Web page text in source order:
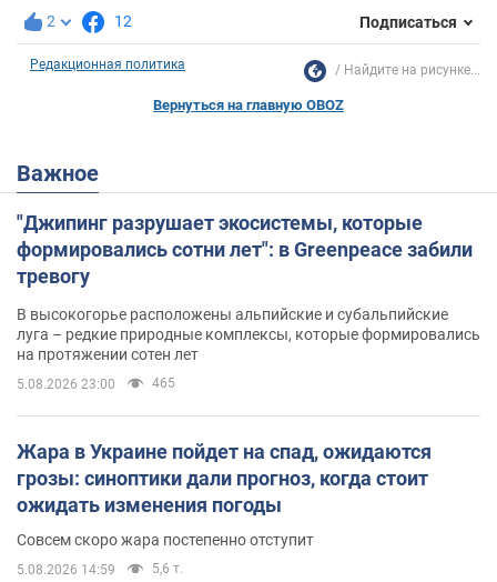
2 12 Подписаться
Редакционная политика Найдите на рисунке...
Вернуться на главную OBOZ
Важное
"Джипинг разрушает экосистемы, которые
формировались сотни лет": в Greenpeace забили
тревогу
В высокогорье расположены альпийские и субальпийские
луга – редкие природные комплексы, которые формировались
на протяжении сотен лет
5.08.2026 23:00 465
Жара в Украине пойдет на спад, ожидаются
грозы: синоптики дали прогноз, когда стоит
ожидать изменения погоды
Совсем скоро жара постепенно отступит
5.08.2026 14:59 5,6 т.